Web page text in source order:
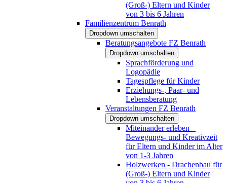
(Groß-) Eltern und Kinder
von 3 bis 6 Jahren
Familienzentrum Benrath
Dropdown umschalten
Beratungsangebote FZ Benrath
Dropdown umschalten
Sprachförderung und
Logopädie
Tagespflege für Kinder
Erziehungs-, Paar- und
Lebensberatung
Veranstaltungen FZ Benrath
Dropdown umschalten
Miteinander erleben –
Bewegungs- und Kreativzeit
für Eltern und Kinder im Alter
von 1-3 Jahren
Holzwerken - Drachenbau für
(Groß-) Eltern und Kinder